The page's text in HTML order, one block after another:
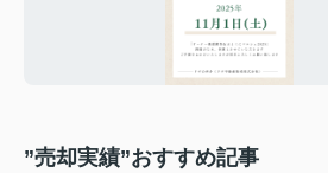
”売却実績”おすすめ記事